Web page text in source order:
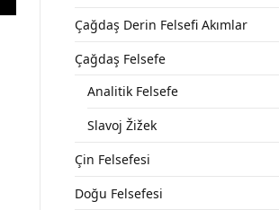
Çağdaş Derin Felsefi Akımlar
Çağdaş Felsefe
Analitik Felsefe
Slavoj Žižek
Çin Felsefesi
Doğu Felsefesi